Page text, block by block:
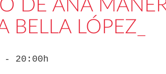
DE ANA
BELLA LÓPEZ_
- 20:00h